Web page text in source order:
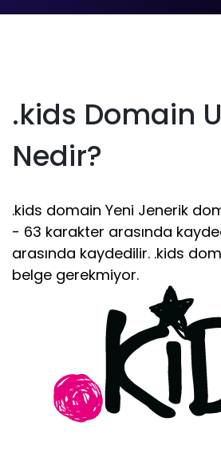
.kids Domain
Nedir?
.kids domain Yeni Jenerik
- 63 karakter arasında
arasında kaydedilir. .kids
belge gerekmiyor.